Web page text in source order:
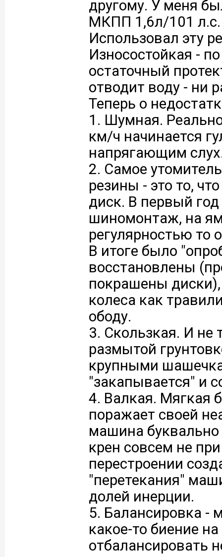
другому. У меня
МКПП 1,6л/101 л.с.
Использовал эту
Износостойкая -
остаточный
отводит воду - ни
Теперь о
1. Шумная.
км/ч начинается
напрягающим
2. Самое
резины - это то,
диск. В первый
шиномонтаж, на
регулярностью то
В итоге было
восстановлены
покрашены диски),
колеса как
ободу.
3. Скользкая. И не
размытой
крупными
"закапывается" и
4. Валкая. Мягкая
поражает своей
машина буквально
крен совсем не
перестроении
"перетекания"
долей инерции.
5. Балансировка -
какое-то биение
отбалансировать